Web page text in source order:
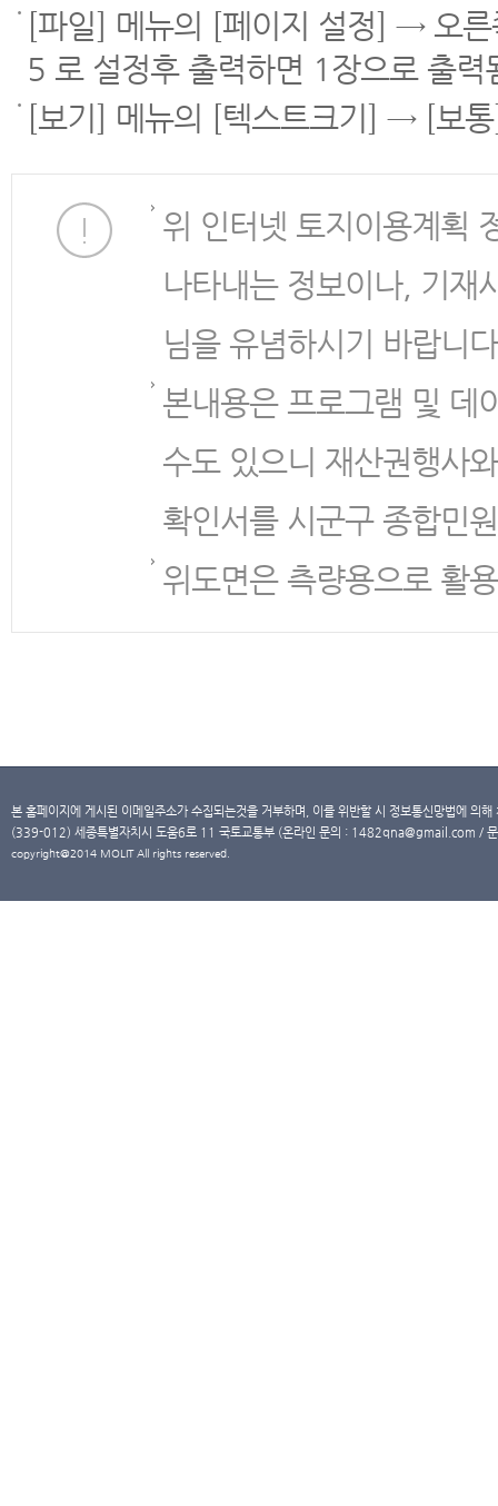
[파일] 메뉴의 [페이지 설정] → 오
5 로 설정후 출력하면 1장으로 출력
[보기] 메뉴의 [텍스트크기] → [보
위 인터넷 토지이용계획
나타내는 정보이나, 기재
님을 유념하시기 바랍니
본내용은 프로그램 및 데
수도 있으니 재산권행사
확인서를 시군구 종합민
위도면은 측량용으로 활
본 홈페이지에 게시된 이메일주소가 수집되는것을 거부하며, 이를 위반할 시 정보통신망법에 의
(339-012) 세종특별자치시 도움6로 11 국토교통부 (온라인 문의 : 1482qna@gmail.com /
copyright@2014 MOLIT All rights reserved.